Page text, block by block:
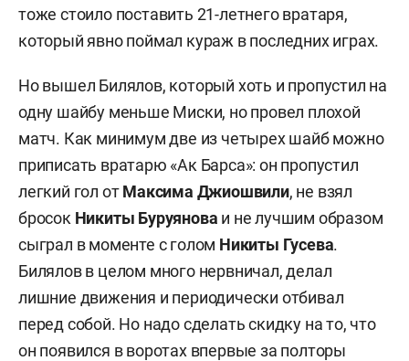
тоже стоило поставить 21-летнего вратаря,
который явно поймал кураж в последних играх.
Но вышел Билялов, который хоть и пропустил на
одну шайбу меньше Миски, но провел плохой
матч. Как минимум две из четырех шайб можно
приписать вратарю «Ак Барса»: он пропустил
легкий гол отМаксима Джиошвили, не взял
бросок Никиты Буруянова и не лучшим образом
сыграл в моменте с голом Никиты Гусева.
Билялов в целом много нервничал, делал
лишние движения и периодически отбивал
перед собой. Но надо сделать скидку на то, что
он появился в воротах впервые за полторы